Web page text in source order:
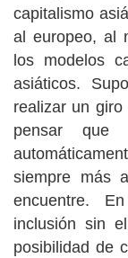
capitalismo
al europeo, al
los modelos
asiáticos.
realizar un
pensar que
siempre más
encuentre.
inclusión sin
posibilidad de